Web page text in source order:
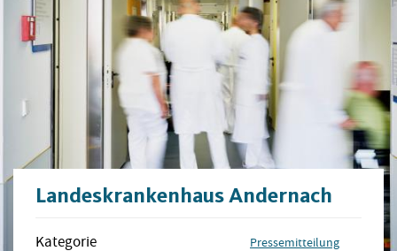
Landeskrankenhaus Andernach
Kategorie Pressemitteilung